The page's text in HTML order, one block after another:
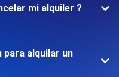
mi alquiler ?
para alquilar un